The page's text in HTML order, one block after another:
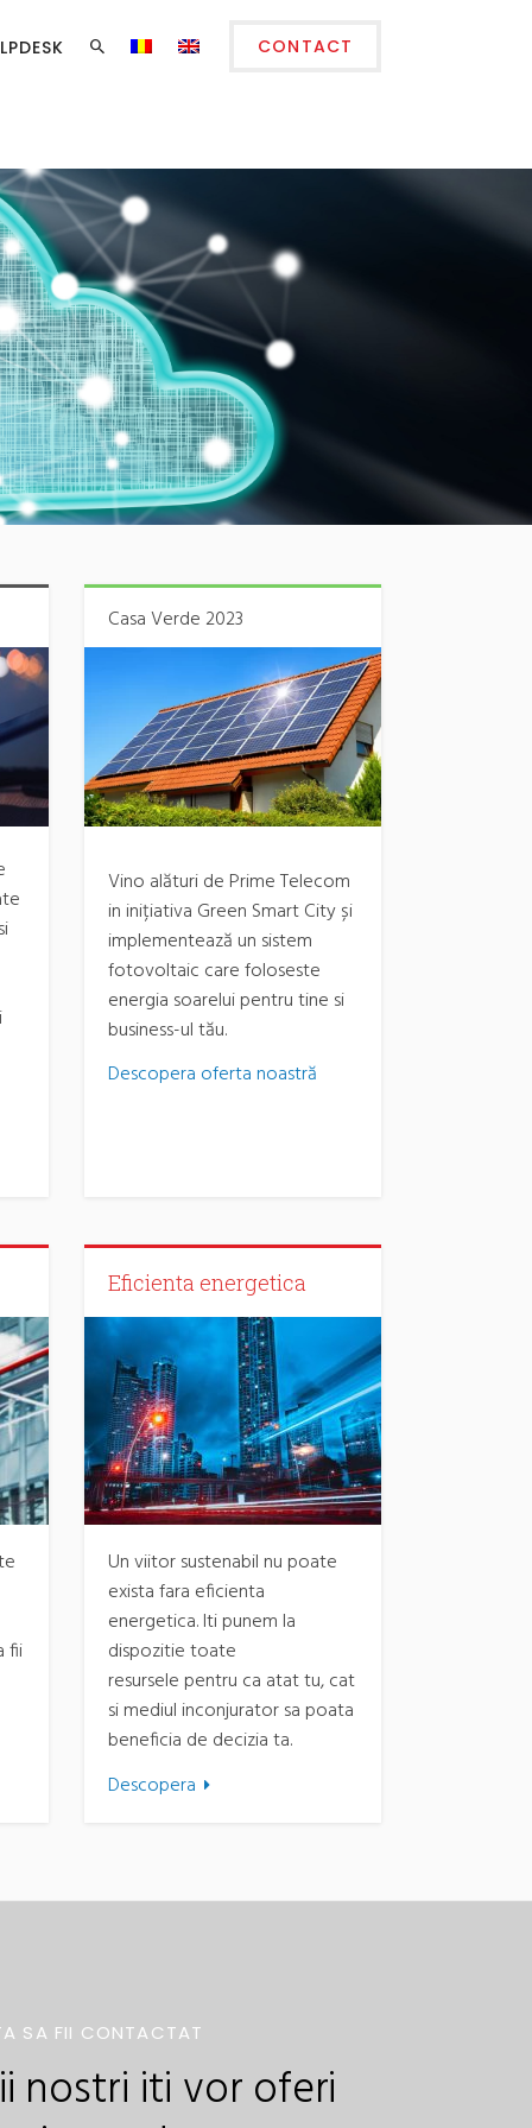
CONTACT
Casa Verde 2023
Vino alături de Prime Telecom
in inițiativa Green Smart City și
implementează un sistem
fotovoltaic care foloseste
energia soarelui pentru tine si
business-ul tău.
Descopera oferta noastră
fii
Eficienta energetica
Un viitor sustenabil nu poate
exista fara eficienta
energetica. Iti punem la
dispozitie toate
resursele pentru ca atat tu, cat
si mediul inconjurator sa poata
beneficia de decizia ta.
Descopera
SA FII CONTACTAT
nostri iti vor oferi